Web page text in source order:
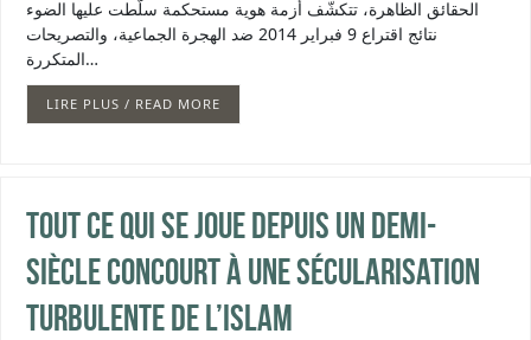
الحقائق الظاهرة، تتكشّف أزمة هوية مستحكمة سلّطت عليها الضوء
نتائج اقتراع 9 فبراير 2014 ضد الهجرة الجماعية، والتصريحات
المتكررة…
LIRE PLUS / READ MORE
Tout ce qui se joue depuis un demi-
siècle concourt à une sécularisation
turbulente de l’islam